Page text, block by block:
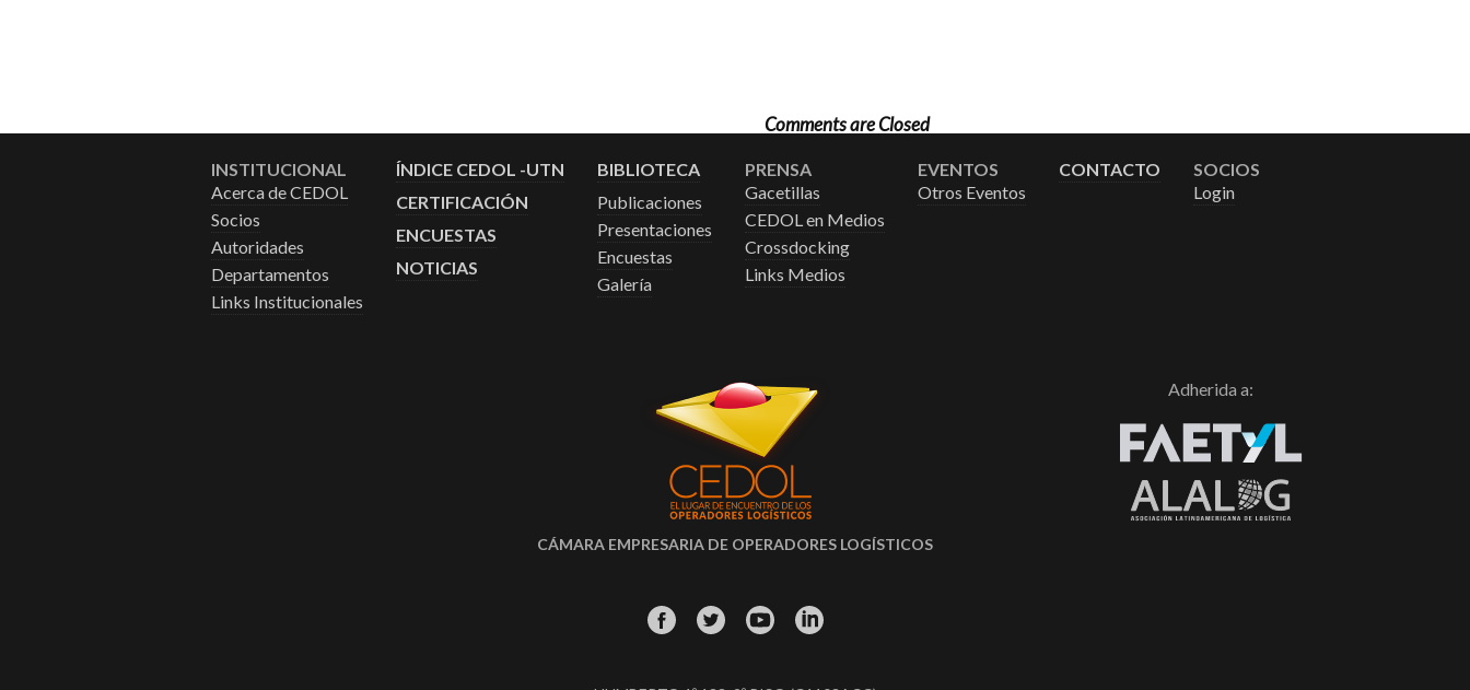
Comments are Closed
INSTITUCIONAL
Acerca de CEDOL
Socios
Autoridades
Departamentos
Links Institucionales
ÍNDICE CEDOL -UTN
CERTIFICACIÓN
ENCUESTAS
NOTICIAS
BIBLIOTECA
Publicaciones
Presentaciones
Encuestas
Galería
PRENSA
Gacetillas
CEDOL en Medios
Crossdocking
Links Medios
EVENTOS
Otros Eventos
CONTACTO
SOCIOS
Login
CÁMARA EMPRESARIA DE OPERADORES LOGÍSTICOS
Adherida a: